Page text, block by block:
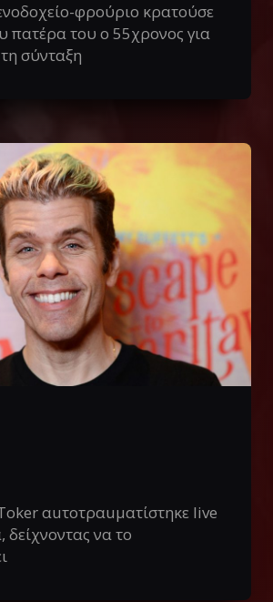
φρούριο κρατούσε
πατέρα του ο 55χρονος για
σύνταξη
αuτοτραuματίστηκε live
να το